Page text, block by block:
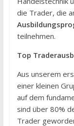
die Trader, die
teilnehmen.
Top
Aus unserem
einer kleinen
auf dem
sind über 80%
Trader